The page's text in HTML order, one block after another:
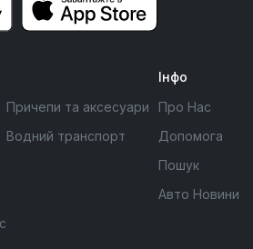
Причепи та аксесуари
Водний транспорт
Інфо
Про Нас
Допомога
Пошук
Авто Новини